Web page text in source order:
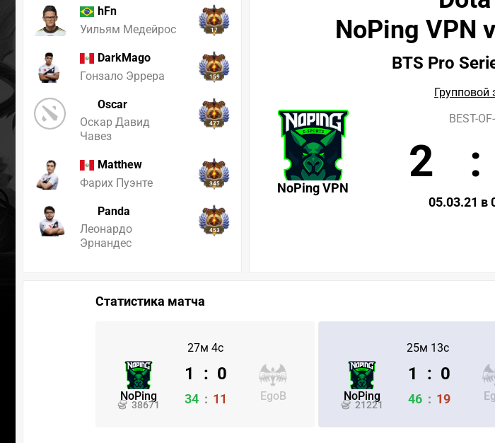
hFn
Уильям Медейрос
17
DarkMago
Гонзало Эррера
159
Oscar
Оскар Давид
Чавез
477
Matthew
Фарих Пуэнте
345
Panda
Леонардо
Эрнандес
453
NoPing VPN
BTS Pro
Групповой
NoPing VPN
BEST-
2 :
05.03.21 в
Статистика матча
27м 4с
NoPing
38671
EgoB
1 : 0
34 : 11
25м 13с
NoPing
21221
1 : 0
46 : 19